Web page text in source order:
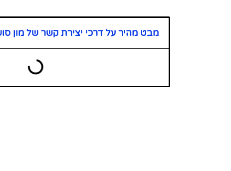
מבט מהיר על דרכי יצירת קשר של מון